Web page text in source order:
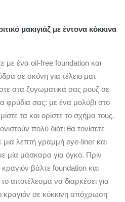
μακιγιάζ με έντονα κόκκινα
με ένα oil-free foundation και
σε σκόνη για τέλειο ματ
στα ζυγωματικά σας ρουζ σε
φρύδια σας: με ένα μολύβι στο
τα και ορίστε το σχήμα τους.
πολύ διότι θα τονίσετε
λεπτή γραμμή eye-liner και
μία μάσκαρα για όγκο. Πριν
βάλτε foundation και
αποτέλεσμα να διαρκέσει για
σε κόκκινη απόχρωση